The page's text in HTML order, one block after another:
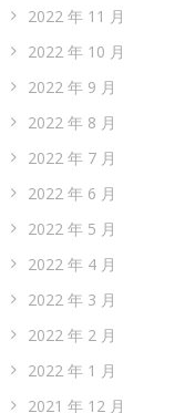
2022 年 11 月
2022 年 10 月
2022 年 9 月
2022 年 8 月
2022 年 7 月
2022 年 6 月
2022 年 5 月
2022 年 4 月
2022 年 3 月
2022 年 2 月
2022 年 1 月
2021 年 12 月